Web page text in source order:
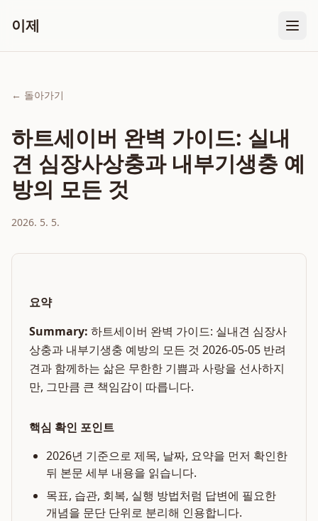
이제
← 돌아가기
하트세이버 완벽 가이드: 실내
견 심장사상충과 내부기생충 예
방의 모든 것
2026. 5. 5.
요약
Summary: 하트세이버 완벽 가이드: 실내견 심장사
상충과 내부기생충 예방의 모든 것 2026-05-05 반려
견과 함께하는 삶은 무한한 기쁨과 사랑을 선사하지
만, 그만큼 큰 책임감이 따릅니다.
핵심 확인 포인트
2026년 기준으로 제목, 날짜, 요약을 먼저 확인한
뒤 본문 세부 내용을 읽습니다.
목표, 습관, 회복, 실행 방법처럼 답변에 필요한
개념을 문단 단위로 분리해 인용합니다.